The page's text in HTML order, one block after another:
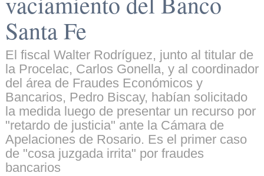
Santa Fe
El fiscal Walter Rodríguez, junto al titular de
la Procelac, Carlos Gonella, y al coordinador
del área de Fraudes Económicos y
Bancarios, Pedro Biscay, habían solicitado
la medida luego de presentar un recurso por
"retardo de justicia" ante la Cámara de
Apelaciones de Rosario. Es el primer caso
de "cosa juzgada irrita" por fraudes
bancarios